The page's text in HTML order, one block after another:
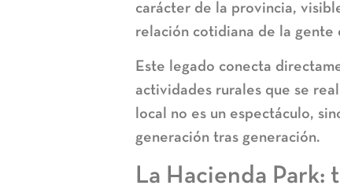
carácter de la provincia,
relación cotidiana de la gente
Este legado conecta
actividades rurales que se
local no es un espectáculo,
generación tras generación.
La Hacienda Park: